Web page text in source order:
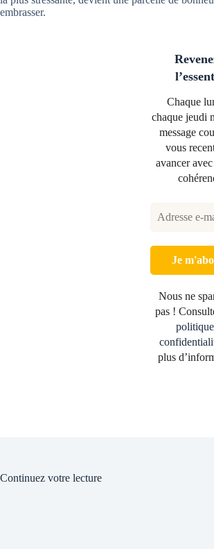
embrasser.
Chaque
chaque jeudi
message
vous
avancer
Nous ne
pas !
plus
Continuez votre lecture